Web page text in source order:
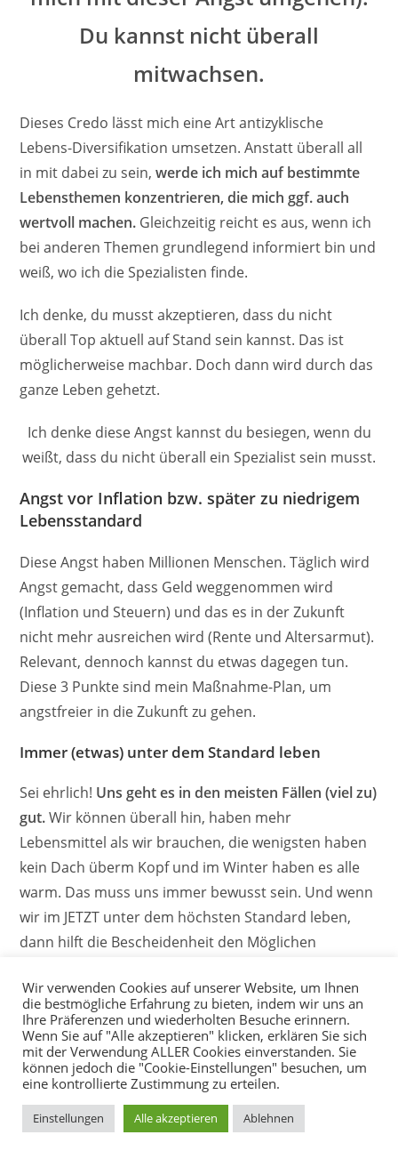
Du kannst nicht überall
mitwachsen.
Dieses Credo lässt mich eine Art antizyklische
Lebens-Diversifikation umsetzen. Anstatt überall all
in mit dabei zu sein,werde ich mich auf bestimmte
Lebensthemen konzentrieren, die mich ggf. auch
wertvoll machen. Gleichzeitig reicht es aus, wenn ich
bei anderen Themen grundlegend informiert bin und
weiß, wo ich die Spezialisten finde.
Ich denke, du musst akzeptieren, dass du nicht
überall Top aktuell auf Stand sein kannst. Das ist
möglicherweise machbar. Doch dann wird durch das
ganze Leben gehetzt.
Ich denke diese Angst kannst du besiegen, wenn du
weißt, dass du nicht überall ein Spezialist sein musst.
Angst vor Inflation bzw. später zu niedrigem
Lebensstandard
Diese Angst haben Millionen Menschen. Täglich wird
Angst gemacht, dass Geld weggenommen wird
(Inflation und Steuern) und das es in der Zukunft
nicht mehr ausreichen wird (Rente und Altersarmut).
Relevant, dennoch kannst du etwas dagegen tun.
Diese 3 Punkte sind mein Maßnahme-Plan, um
angstfreier in die Zukunft zu gehen.
Immer (etwas) unter dem Standard leben
Sei ehrlich! Uns geht es in den meisten Fällen (viel zu)
gut.Wir können überall hin, haben mehr
Lebensmittel als wir brauchen, die wenigsten haben
kein Dach überm Kopf und im Winter haben es alle
warm. Das muss uns immer bewusst sein. Und wenn
wir im JETZT unter dem höchsten Standard leben,
dann hilft die Bescheidenheit den Möglichen
Minimalismus schützt vor Altersarmut.
Immer eine Sparquote von 10 bis 20 Prozent
Die Angst vor der Inflation kann besiegt werden,
wenn aktiv etwas dagegen getan wird. Geld sparen,
Wir verwenden Cookies auf unserer Website, um Ihnen
die bestmögliche Erfahrung zu bieten, indem wir uns an
Ihre Präferenzen und wiederholten Besuche erinnern.
Wenn Sie auf "Alle akzeptieren" klicken, erklären Sie sich
mit der Verwendung ALLER Cookies einverstanden. Sie
können jedoch die "Cookie-Einstellungen" besuchen, um
eine kontrollierte Zustimmung zu erteilen.
Einstellungen Alle akzeptieren Ablehnen